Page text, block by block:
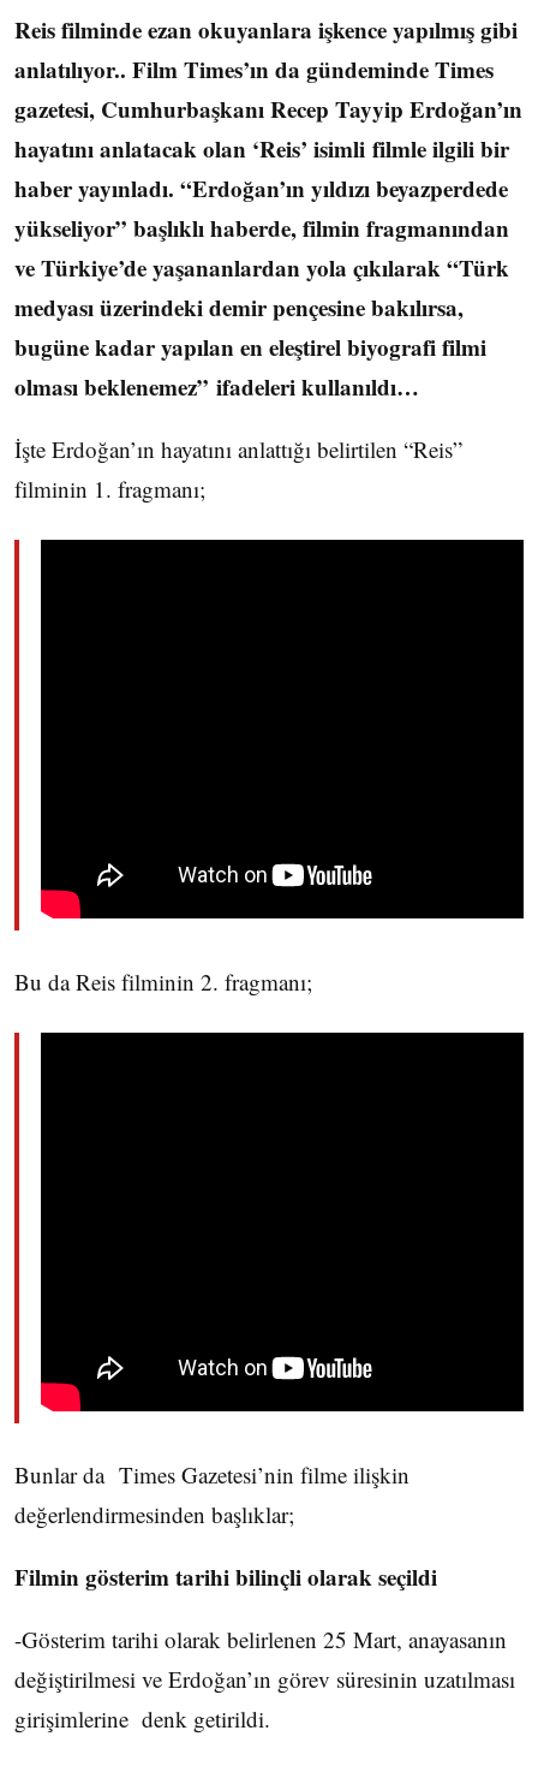
Reis filminde ezan okuyanlara işkence yapılmış gibi
anlatılıyor.. Film Times’ın da gündeminde Times
gazetesi, Cumhurbaşkanı Recep Tayyip Erdoğan’ın
hayatını anlatacak olan ‘Reis’ isimli filmle ilgili bir
haber yayınladı. “Erdoğan’ın yıldızı beyazperdede
yükseliyor” başlıklı haberde, filmin fragmanından
ve Türkiye’de yaşananlardan yola çıkılarak “Türk
medyası üzerindeki demir pençesine bakılırsa,
bugüne kadar yapılan en eleştirel biyografi filmi
olması beklenemez” ifadeleri kullanıldı…
İşte Erdoğan’ın hayatını anlattığı belirtilen “Reis”
filminin 1. fragmanı;
Bu da Reis filminin 2. fragmanı;
Bunlar da Times Gazetesi’nin filme ilişkin
değerlendirmesinden başlıklar;
Filmin gösterim tarihi bilinçli olarak seçildi
-Gösterim tarihi olarak belirlenen 25 Mart, anayasanın
değiştirilmesi ve Erdoğan’ın görev süresinin uzatılması
girişimlerine denk getirildi.